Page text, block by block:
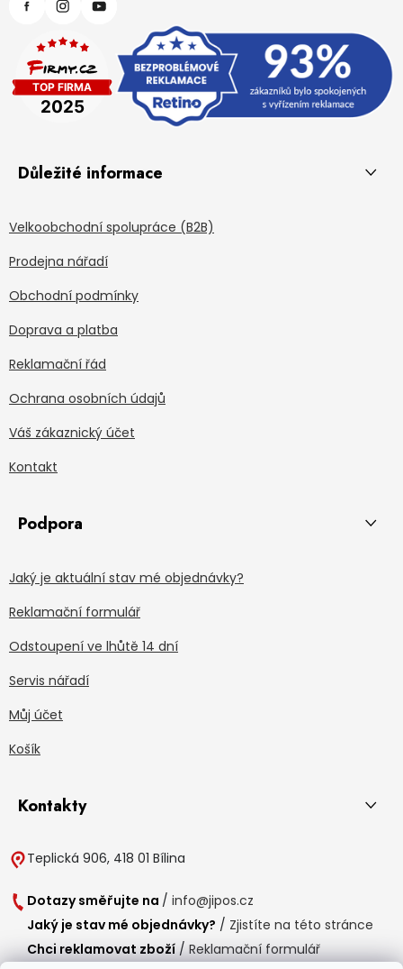
Důležité informace
Velkoobchodní spolupráce (B2B)
Prodejna nářadí
Obchodní podmínky
Doprava a platba
Reklamační řád
Ochrana osobních údajů
Váš zákaznický účet
Kontakt
Podpora
Jaký je aktuální stav mé objednávky?
Reklamační formulář
Odstoupení ve lhůtě 14 dní
Servis nářadí
Můj účet
Košík
Kontakty
Teplická 906, 418 01 Bílina
Dotazy směřujte na / info@jipos.cz
Jaký je stav mé objednávky? / Zjistíte na této stránce
Chci reklamovat zboží / Reklamační formulář